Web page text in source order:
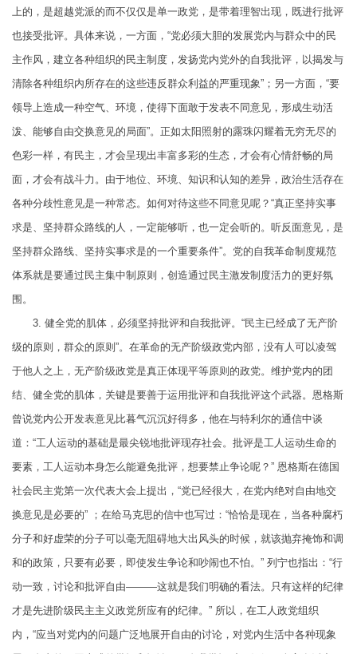
上的，是超越党派的而不仅仅是单一政党，是带着理智出现，既进行批评
也接受批评。具体来说，一方面，“党必须大胆的发展党内与群众中的民
主作风，建立各种组织的民主制度，发扬党内党外的自我批评，以揭发与
清除各种组织内所存在的这些违反群众利益的严重现象”；另一方面，“要
领导上造成一种空气、环境，使得下面敢于发表不同意见，形成生动活
泼、能够自由交换意见的局面”。正如太阳照射的露珠闪耀着无穷无尽的
色彩一样，有民主，才会呈现出丰富多彩的生态，才会有心情舒畅的局
面，才会有战斗力。由于地位、环境、知识和认知的差异，政治生活存在
各种分歧性意见是一种常态。如何对待这些不同意见呢？“真正坚持实事
求是、坚持群众路线的人，一定能够听，也一定会听的。听反面意见，是
坚持群众路线、坚持实事求是的一个重要条件”。党的自我革命制度规范
体系就是要通过民主集中制原则，创造通过民主激发制度活力的更好氛
围。
3. 健全党的肌体，必须坚持批评和自我批评。“民主已经成了无产阶
级的原则，群众的原则”。在革命的无产阶级政党内部，没有人可以凌驾
于他人之上，无产阶级政党是真正体现平等原则的政党。维护党内的团
结、健全党的肌体，关键是要善于运用批评和自我批评这个武器。恩格斯
曾说党内公开发表意见比暮气沉沉好得多，他在与特利尔的通信中谈
道：“工人运动的基础是最尖锐地批评现存社会。批评是工人运动生命的
要素，工人运动本身怎么能避免批评，想要禁止争论呢？” 恩格斯在德国
社会民主党第一次代表大会上提出，“党已经很大，在党内绝对自由地交
换意见是必要的” ；在给马克思的信中也写过：“恰恰是现在，当各种腐朽
分子和好虚荣的分子可以毫无阻碍地大出风头的时候，就该抛弃掩饰和调
和的政策，只要有必要，即使发生争论和吵闹也不怕。” 列宁也指出：“行
动一致，讨论和批评自由———这就是我们明确的看法。只有这样的纪律
才是先进阶级民主主义政党所应有的纪律。” 所以，在工人政党组织
内，“应当对党内的问题广泛地展开自由的讨论，对党内生活中各种现象